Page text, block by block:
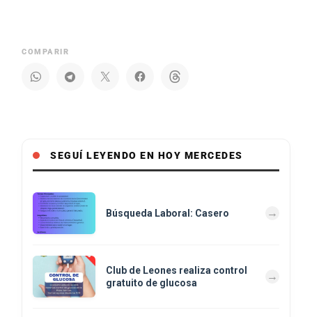
COMPARIR
SEGUÍ LEYENDO EN HOY MERCEDES
Búsqueda Laboral: Casero
Club de Leones realiza control
gratuito de glucosa